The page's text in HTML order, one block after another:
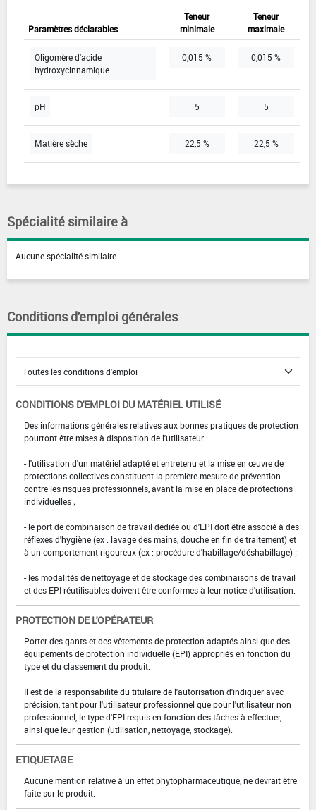
Paramètres déclarables
Teneur
minimale
Teneur
maximale
Oligomère d'acide
hydroxycinnamique
0,015 % 0,015 %
pH 5 5
Matière sèche 22,5 % 22,5 %
Spécialité similaire à
Aucune spécialité similaire
Conditions d'emploi générales
CONDITIONS D'EMPLOI DU MATÉRIEL UTILISÉ
Des informations générales relatives aux bonnes pratiques de protection
pourront être mises à disposition de l'utilisateur :
- l'utilisation d'un matériel adapté et entretenu et la mise en œuvre de
protections collectives constituent la première mesure de prévention
contre les risques professionnels, avant la mise en place de protections
individuelles ;
- le port de combinaison de travail dédiée ou d'EPI doit être associé à des
réflexes d'hygiène (ex : lavage des mains, douche en fin de traitement) et
à un comportement rigoureux (ex : procédure d'habillage/déshabillage) ;
- les modalités de nettoyage et de stockage des combinaisons de travail
et des EPI réutilisables doivent être conformes à leur notice d'utilisation.
PROTECTION DE L'OPÉRATEUR
Porter des gants et des vêtements de protection adaptés ainsi que des
équipements de protection individuelle (EPI) appropriés en fonction du
type et du classement du produit.
Il est de la responsabilité du titulaire de l'autorisation d'indiquer avec
précision, tant pour l'utilisateur professionnel que pour l'utilisateur non
professionnel, le type d'EPI requis en fonction des tâches à effectuer,
ainsi que leur gestion (utilisation, nettoyage, stockage).
ETIQUETAGE
Aucune mention relative à un effet phytopharmaceutique, ne devrait être
faite sur le produit.